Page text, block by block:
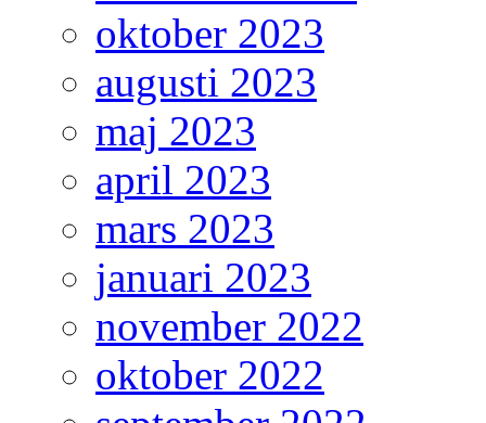
oktober 2023
augusti 2023
maj 2023
april 2023
mars 2023
januari 2023
november 2022
oktober 2022